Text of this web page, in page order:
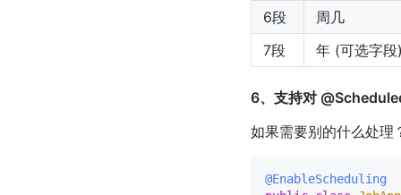
6段
周几
7段
年 (可选字段
6、支持对
如果需要别的什么处理
@EnableScheduling